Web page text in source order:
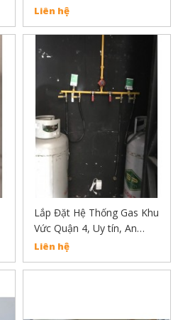
chất lượng liên hệ
02838304030
Liên hệ
Lắp Đặt Hệ Thống Gas Khu
Vức Quận 4, Uy tín, An
Toàn, Chất Lượng
Liên hệ